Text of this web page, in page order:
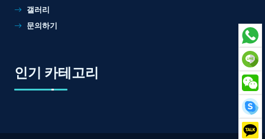
갤러리
문의하기
인기 카테고리